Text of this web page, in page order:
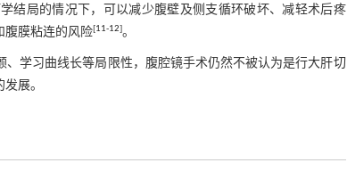
结局的情况下，可以减少腹壁及侧支循环破坏、减轻术后疼
腹膜粘连的风险[11-12]。
学习曲线长等局限性，腹腔镜手术仍然不被认为是行大肝切
展。